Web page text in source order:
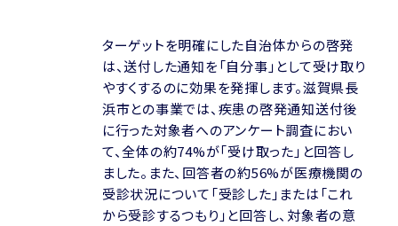
ターゲットを明確にした自治体からの啓発
は、送付した通知を「自分事」として受け取り
やすくするのに効果を発揮します。滋賀県長
浜市との事業では、疾患の啓発通知送付後
に行った対象者へのアンケート調査におい
て、全体の約74%が「受け取った」と回答し
ました。また、回答者の約56%が医療機関の
受診状況について「受診した」または「これ
から受診するつもり」と回答し、対象者の意